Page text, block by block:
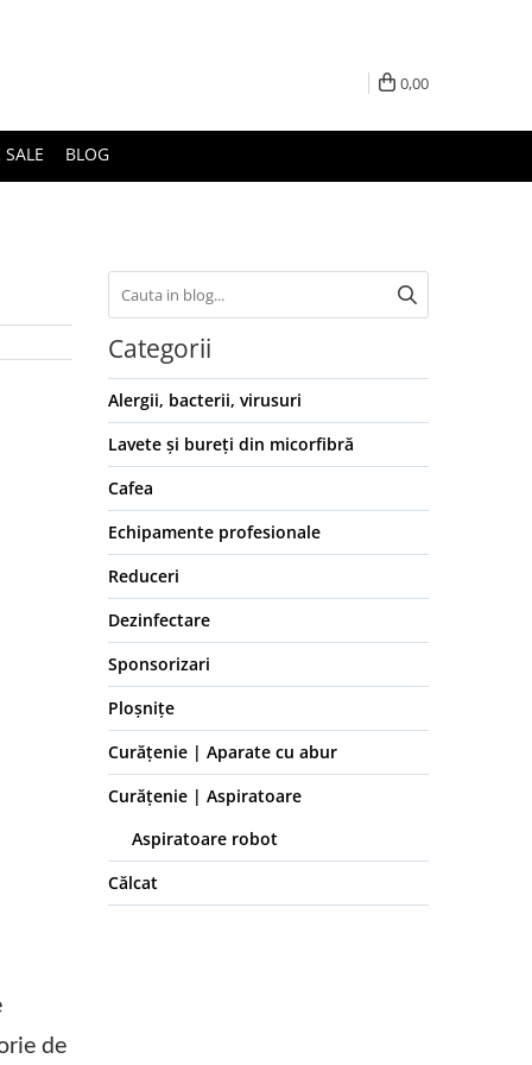
0,00
BLOG
de
Categorii
Alergii, bacterii, virusuri
Lavete și bureți din micorfibră
Cafea
Echipamente profesionale
Reduceri
Dezinfectare
Sponsorizari
Ploșnițe
Curățenie | Aparate cu abur
Curățenie | Aspiratoare
Aspiratoare robot
Călcat